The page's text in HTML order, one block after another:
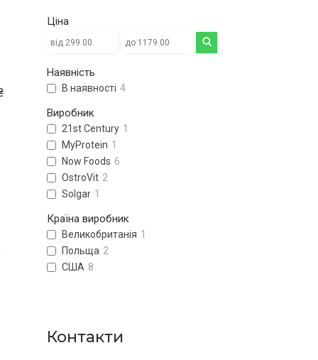
Ціна
Наявність
В наявності 4
Виробник
21st Century 1
MyProtein 1
Now Foods 6
OstroVit 2
Solgar 1
Країна виробник
Великобританія 1
Польща 2
США 8
Контакти